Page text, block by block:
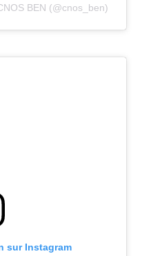
BEN (@cnos_ben)
sur Instagram